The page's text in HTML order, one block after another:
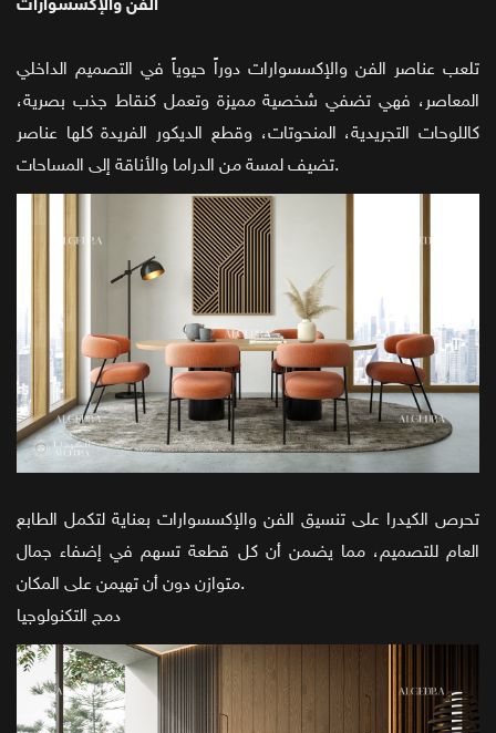
الفن والإكسسوارات
تلعب عناصر الفن والإكسسوارات دوراً حيوياً في التصميم الداخلي
المعاصر، فهي تضفي شخصية مميزة وتعمل كنقاط جذب بصرية،
كاللوحات التجريدية، المنحوتات، وقطع الديكور الفريدة كلها عناصر
تضيف لمسة من الدراما والأناقة إلى المساحات.
تحرص الكيدرا على تنسيق الفن والإكسسوارات بعناية لتكمل الطابع
العام للتصميم، مما يضمن أن كل قطعة تسهم في إضفاء جمال
متوازن دون أن تهيمن على المكان.
دمج التكنولوجيا